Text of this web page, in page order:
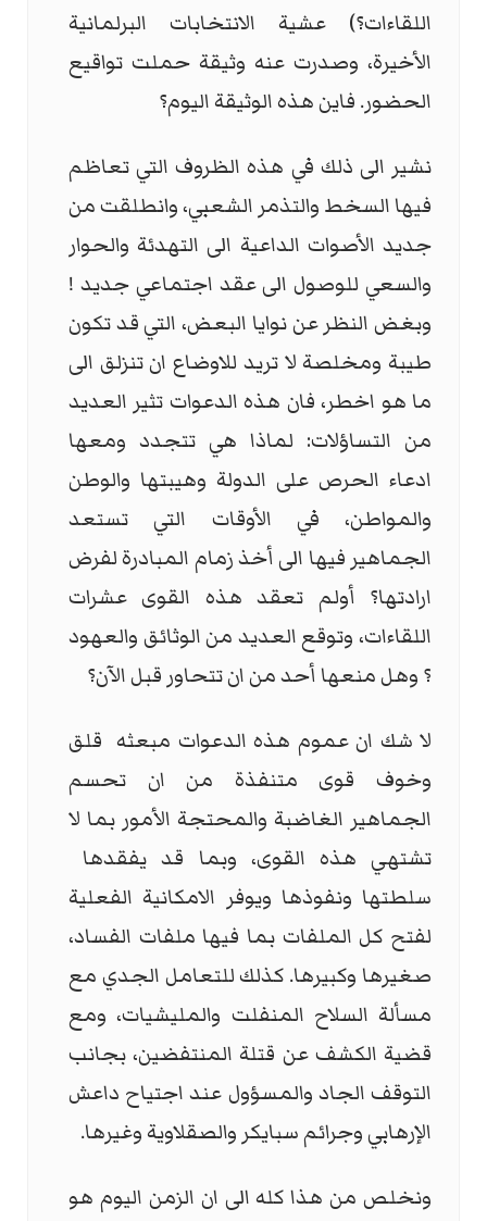
اللقاءات؟) عشية الانتخابات البرلمانية
الأخيرة، وصدرت عنه وثيقة حملت تواقيع
الحضور. فاين هذه الوثيقة اليوم؟
نشير الى ذلك في هذه الظروف التي تعاظم
فيها السخط والتذمر الشعبي، وانطلقت من
جديد الأصوات الداعية الى التهدئة والحوار
والسعي للوصول الى عقد اجتماعي جديد !
وبغض النظر عن نوايا البعض، التي قد تكون
طيبة ومخلصة لا تريد للاوضاع ان تنزلق الى
ما هو اخطر، فان هذه الدعوات تثير العديد
من التساؤلات: لماذا هي تتجدد ومعها
ادعاء الحرص على الدولة وهيبتها والوطن
والمواطن، في الأوقات التي تستعد
الجماهير فيها الى أخذ زمام المبادرة لفرض
ارادتها؟ أولم تعقد هذه القوى عشرات
اللقاءات، وتوقع العديد من الوثائق والعهود
؟ وهل منعها أحد من ان تتحاور قبل الآن؟
لا شك ان عموم هذه الدعوات مبعثه قلق
وخوف قوى متنفذة من ان تحسم
الجماهير الغاضبة والمحتجة الأمور بما لا
تشتهي هذه القوى، وبما قد يفقدها
سلطتها ونفوذها ويوفر الامكانية الفعلية
لفتح كل الملفات بما فيها ملفات الفساد،
صغيرها وكبيرها. كذلك للتعامل الجدي مع
مسألة السلاح المنفلت والمليشيات، ومع
قضية الكشف عن قتلة المنتفضين، بجانب
التوقف الجاد والمسؤول عند اجتياح داعش
الإرهابي وجرائم سبايكر والصقلاوية وغيرها.
ونخلص من هذا كله الى ان الزمن اليوم هو